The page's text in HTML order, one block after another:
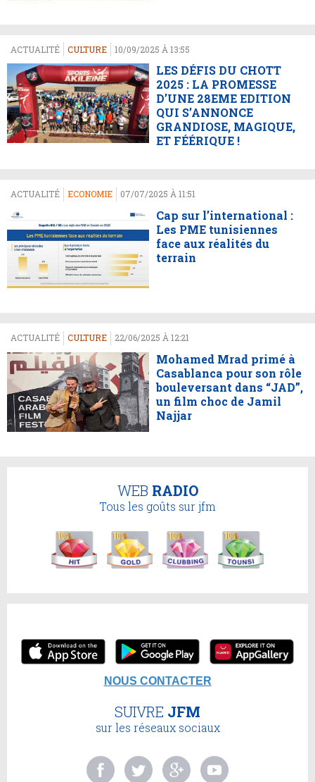
ACTUALITÉ CULTURE 10/09/2025 À 13:55
LES DÉFIS DU CHOTT
2025 : LA PROMESSE
D’UNE 28EME EDITION
QUI S’ANNONCE
GRANDIOSE, MAGIQUE,
ET FÉÉRIQUE !
ACTUALITÉ ECONOMIE 07/07/2025 À 11:51
Cap sur l’international :
Les PME tunisiennes
face aux réalités du
terrain
ACTUALITÉ CULTURE 22/06/2025 À 12:21
Mohamed Mrad primé à
Casablanca pour son rôle
bouleversant dans “JAD”,
un film choc de Jamil
Najjar
WEB RADIO
Tous les goûts sur jfm
NOUS CONTACTER
SUIVRE JFM
sur les réseaux sociaux